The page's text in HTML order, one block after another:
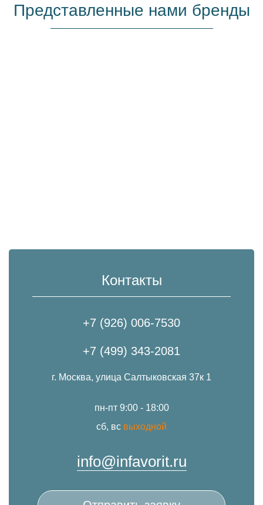
Представленные нами бренды
Контакты
+7 (926) 006-7530
+7 (499) 343-2081
г. Москва, улица Салтыковская 37к 1
пн-пт 9:00 - 18:00
сб, вс выходной
info@infavorit.ru